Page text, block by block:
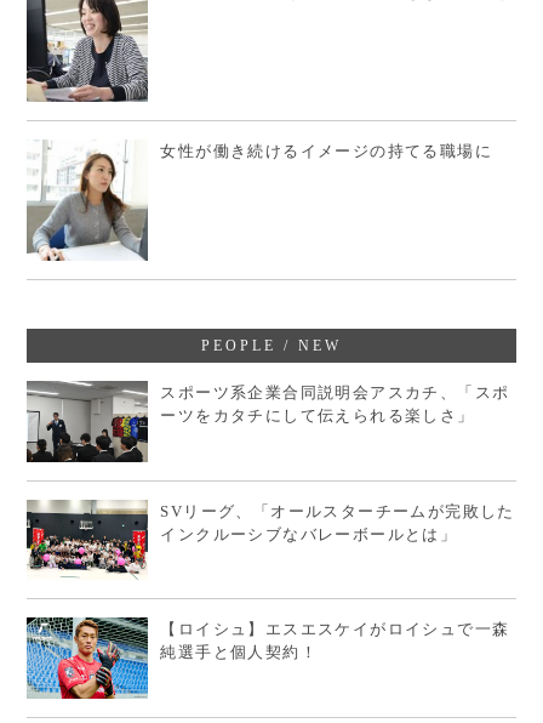
女性が働き続けるイメージの持てる職場に
PEOPLE / NEW
スポーツ系企業合同説明会アスカチ、「スポ
ーツをカタチにして伝えられる楽しさ」
SVリーグ、「オールスターチームが完敗した
インクルーシブなバレーボールとは」
【ロイシュ】エスエスケイがロイシュで一森
純選手と個人契約！